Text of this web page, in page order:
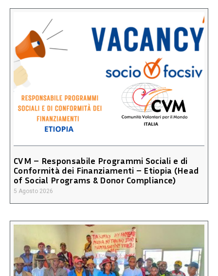
CVM – Responsabile Programmi Sociali e di
Conformità dei Finanziamenti – Etiopia (Head
of Social Programs & Donor Compliance)
5 Agosto 2026